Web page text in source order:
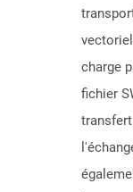
charge
fichier